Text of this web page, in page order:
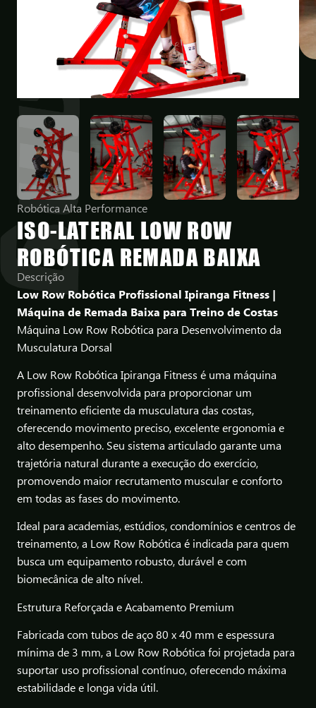
Robótica Alta Performance
ISO-LATERAL LOW ROW
ROBÓTICA REMADA BAIXA
Descrição
Low Row Robótica Profissional Ipiranga Fitness |
Máquina de Remada Baixa para Treino de Costas
Máquina Low Row Robótica para Desenvolvimento da
Musculatura Dorsal
A Low Row Robótica Ipiranga Fitness é uma máquina
profissional desenvolvida para proporcionar um
treinamento eficiente da musculatura das costas,
oferecendo movimento preciso, excelente ergonomia e
alto desempenho. Seu sistema articulado garante uma
trajetória natural durante a execução do exercício,
promovendo maior recrutamento muscular e conforto
em todas as fases do movimento.
Ideal para academias, estúdios, condomínios e centros de
treinamento, a Low Row Robótica é indicada para quem
busca um equipamento robusto, durável e com
biomecânica de alto nível.
Estrutura Reforçada e Acabamento Premium
Fabricada com tubos de aço 80 x 40 mm e espessura
mínima de 3 mm, a Low Row Robótica foi projetada para
suportar uso profissional contínuo, oferecendo máxima
estabilidade e longa vida útil.